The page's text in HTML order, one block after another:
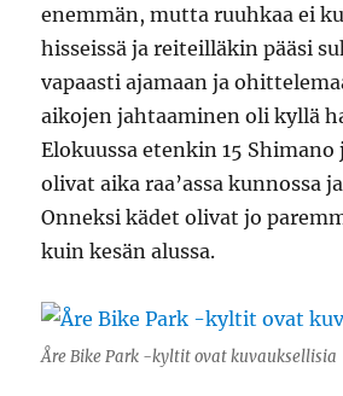
enemmän, mutta ruuhkaa ei
hisseissä ja reiteilläkin pääsi
vapaasti ajamaan ja
aikojen jahtaaminen oli kyllä
Elokuussa etenkin 15 Shimano
olivat aika raa’assa kunnossa
Onneksi kädet olivat jo
kuin kesän alussa.
Åre Bike Park -kyltit ovat kuvauksellisia